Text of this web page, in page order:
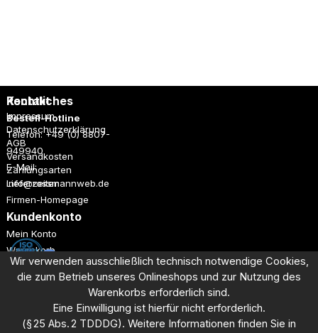
Rechtliches
Impressum
Datenschutzerklärung
AGB
Versandkosten
Zahlungsarten
Lieferzeiten
Kundenkonto
Mein Konto
Warenkorb
Registrieren
Anmelden
Kontakt
Bestell-Hotline
Telefon: +49 (0) 8807-
949940
E-Mail:
info@rossmannweb.de
Firmen-Homepage
Dieses Angebot richtet sich ausschließlich an Unternehmen aus
Industrie, Handel und Gewerbe.
Wir verwenden ausschließlich technisch notwendige Cookies,
die zum Betrieb unseres Onlineshops und zur Nutzung des
Warenkorbs erforderlich sind.
Eine Einwilligung ist hierfür nicht erforderlich.
(§ 25 Abs. 2 TDDDG). Weitere Informationen finden Sie in